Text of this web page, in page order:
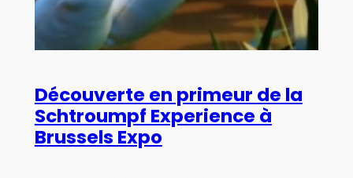
Découverte en primeur de la
Schtroumpf Experience à
Brussels Expo